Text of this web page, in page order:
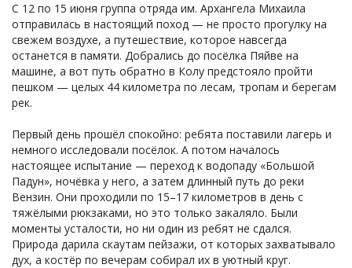
С 12 по 15 июня группа отряда им. Архангела Михаила
отправилась в настоящий поход — не просто прогулку на
свежем воздухе, а путешествие, которое навсегда
останется в памяти. Добрались до посёлка Пяйве на
машине, а вот путь обратно в Колу предстояло пройти
пешком — целых 44 километра по лесам, тропам и берегам
рек.
Первый день прошёл спокойно: ребята поставили лагерь и
немного исследовали посёлок. А потом началось
настоящее испытание — переход к водопаду «Большой
Падун», ночёвка у него, а затем длинный путь до реки
Вензин. Они проходили по 15–17 километров в день с
тяжёлыми рюкзаками, но это только закаляло. Были
моменты усталости, но ни один из ребят не сдался.
Природа дарила скаутам пейзажи, от которых захватывало
дух, а костёр по вечерам собирал их в уютный круг.